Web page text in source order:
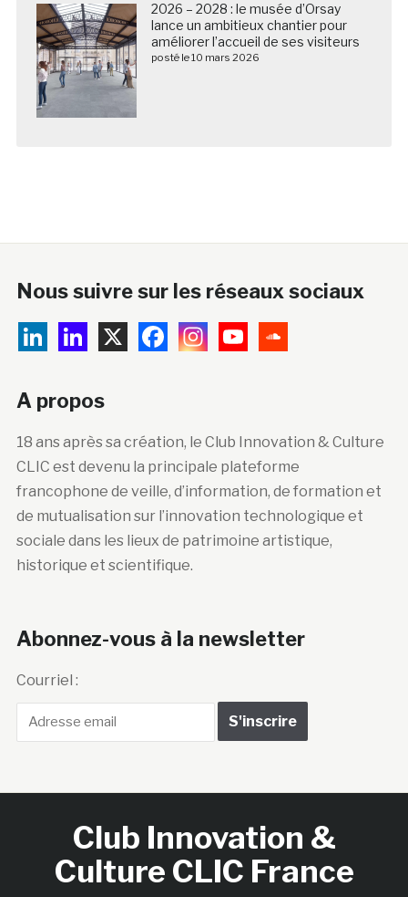
2026 – 2028 : le musée d’Orsay
lance un ambitieux chantier pour
améliorer l’accueil de ses visiteurs
posté le 10 mars 2026
Nous suivre sur les réseaux sociaux
A propos
18 ans après sa création, le Club Innovation & Culture
CLIC est devenu la principale plateforme
francophone de veille, d’information, de formation et
de mutualisation sur l’innovation technologique et
sociale dans les lieux de patrimoine artistique,
historique et scientifique.
Abonnez-vous à la newsletter
Courriel :
Club Innovation &
Culture CLIC France